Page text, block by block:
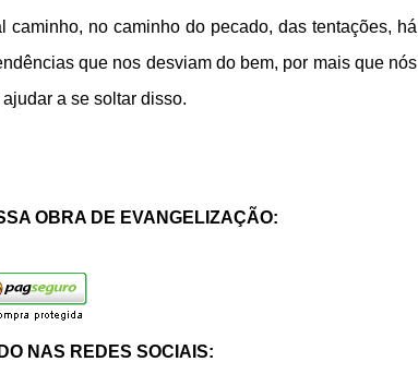
caminho, no caminho do pecado, das tentações, há
que nos desviam do bem, por mais que nós
a se soltar disso.
OBRA DE EVANGELIZAÇÃO:
NAS REDES SOCIAIS: